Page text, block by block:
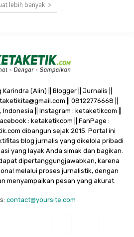
lebih banyak
Karindra (Alin) || Blogger || Jurnalis ||
|| 08122776668 ||
|| Instagram : ketaketikcom ||
: ketaketikcom || FanPage :
dibangun sejak 2015. Portal ini
blog jurnalis yang dikelola pribadi
yang layak Anda simak dan bagikan.
dapat dipertanggungjawabkan, karena
melalui proses jurnalistik, dengan
menyampaikan pesan yang akurat.
contact@yoursite.com